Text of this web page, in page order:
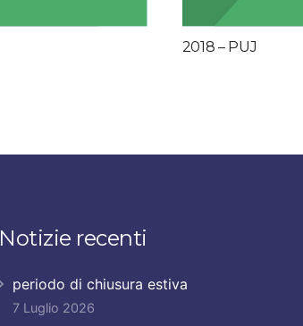
2018 – PUJ
Notizie recenti
periodo di chiusura estiva
7 Luglio 2026